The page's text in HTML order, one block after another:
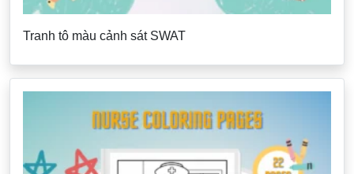
Tranh tô màu cảnh sát SWAT